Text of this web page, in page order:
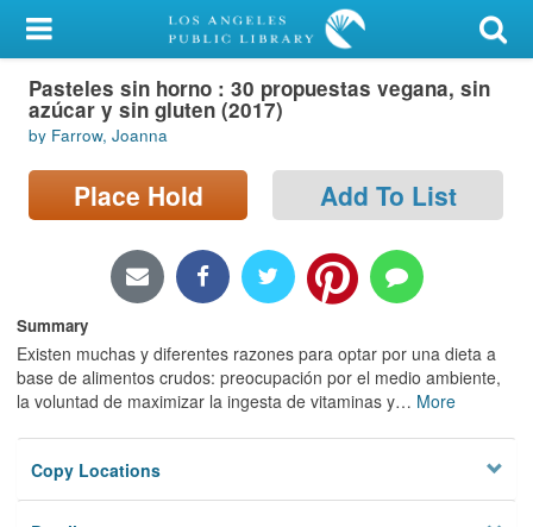
My Account
Library Card
Sign In
Search
Locations/Hours (external
Privacy
Pasteles sin horno : 30 propuestas vegana, sin
azúcar y sin gluten (2017)
by Farrow, Joanna
Place Hold Add To List
Summary
Existen muchas y diferentes razones para optar por una dieta a
base de alimentos crudos: preocupación por el medio ambiente,
la voluntad de maximizar la ingesta de vitaminas y… More
Copy Locations